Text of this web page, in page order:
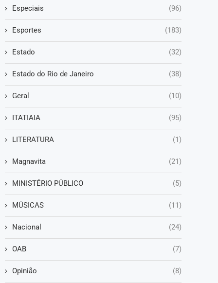
Especiais (96)
Esportes (183)
Estado (32)
Estado do Rio de Janeiro (38)
Geral (10)
ITATIAIA (95)
LITERATURA (1)
Magnavita (21)
MINISTÉRIO PÚBLICO (5)
MÚSICAS (11)
Nacional (24)
OAB (7)
Opinião (8)